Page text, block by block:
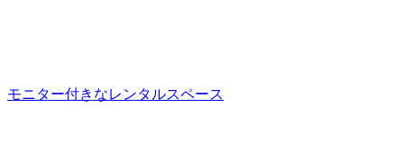
モニター付きなレンタルスペース